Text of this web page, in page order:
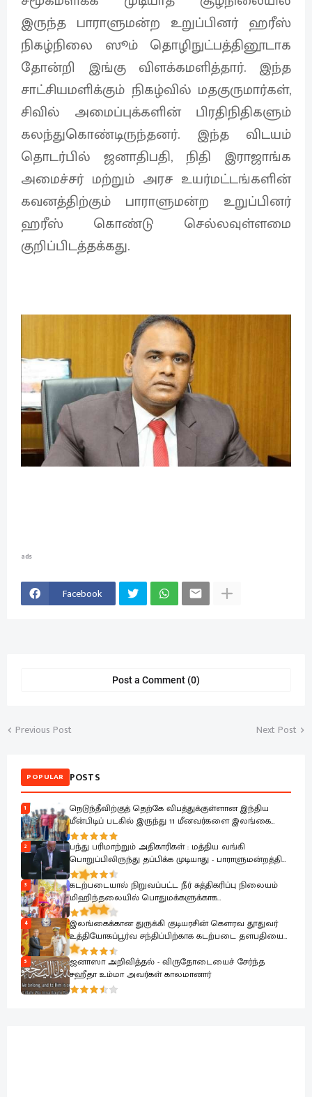
இருந்த பாராளுமன்ற உறுப்பினர் ஹரீஸ்
நிகழ்நிலை ஸூம் தொழிநுட்பத்தினூடாக
தோன்றி இங்கு விளக்கமளித்தார். இந்த
சாட்சியமளிக்கும் நிகழ்வில் மதகுருமார்கள்,
சிவில் அமைப்புக்களின் பிரதிநிதிகளும்
கலந்துகொண்டிருந்தனர். இந்த விடயம்
தொடர்பில் ஜனாதிபதி, நிதி இராஜாங்க
அமைச்சர் மற்றும் அரச உயர்மட்டங்களின்
கவனத்திற்கும் பாராளுமன்ற உறுப்பினர்
ஹரீஸ் கொண்டு செல்லவுள்ளமை
குறிப்பிடத்தக்கது.
ads
Facebook
Post a Comment (0)
Previous Post Next Post
POPULAR POSTS
1
நெடுந்தீவிற்குத் தெற்கே விபத்துக்குள்ளான இந்திய
மீன்பிடிப் படகில் இருந்து 11 மீனவர்களை இலங்கை
கடற்படை பாதுகாப்பாக மீட்டது
2
பந்து பரிமாற்றும் அதிகாரிகள் : மத்திய வங்கி
பொறுப்பிலிருந்து தப்பிக்க முடியாது - பாராளுமன்றத்தில்
ரவூப் ஹக்கீம் ஆவேசம்
3
கடற்படையால் நிறுவப்பட்ட நீர் சுத்திகரிப்பு நிலையம்
மிஹிந்தலையில் பொதுமக்களுக்காக
கையளிக்கப்பட்டது
4
இலங்கைக்கான துருக்கி குடியரசின் கௌரவ தூதுவர்
உத்தியோகப்பூர்வ சந்திப்பிற்காக கடற்படை தளபதியை
சந்தித்தார்
5
ஜனாஸா அறிவித்தல் - விருதோடையைச் சேர்ந்த
சஹீதா உம்மா அவர்கள் காலமானார்